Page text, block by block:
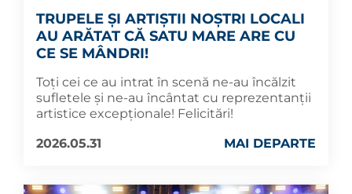
TRUPELE ȘI ARTIȘTII NOȘTRI LOCALI
AU ARĂTAT CĂ SATU MARE ARE CU
CE SE MÂNDRI!
Toți cei ce au intrat în scenă ne-au încălzit
sufletele și ne-au încântat cu reprezentanții
artistice excepționale! Felicitări!
2026.05.31
MAI DEPARTE